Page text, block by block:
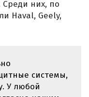
них, по
Haval, Geely,
системы,
У любой